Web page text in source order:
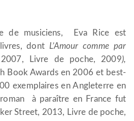
de musiciens, Eva Rice est
dont L’Amour comme par
2007, Livre de poche, 2009),
Book Awards en 2006 et best-
exemplaires en Angleterre en
à paraître en France fut
Street, 2013, Livre de poche,